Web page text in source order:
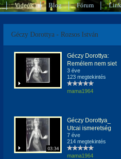
Videók Blog Fórum
Géczy Dorottya - Rozsos István
Géczy Dorottya:
Remélem nem siet
3 éve
123 megtekintés
mama1964
03:34
Géczy Dorottya_
Utcai ismeretség
7 éve
214 megtekintés
mama1964